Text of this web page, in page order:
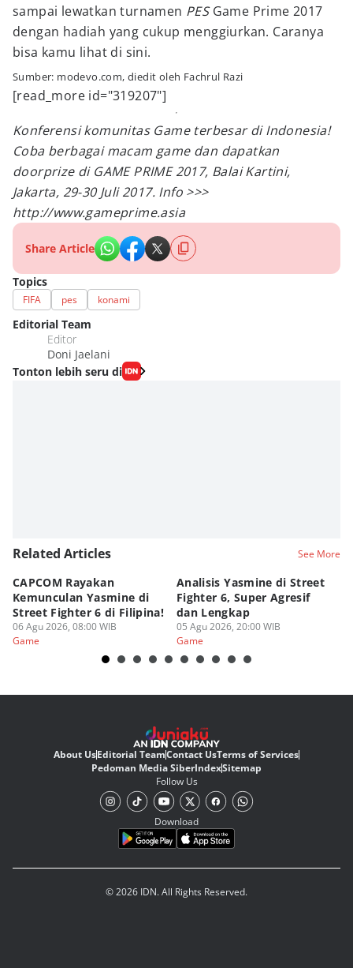
sampai lewatkan turnamen PESGame Prime 2017
dengan hadiah yang cukup menggiurkan. Caranya
bisa kamu lihat di sini.
Sumber: modevo.com, diedit oleh Fachrul Razi
[read_more id="319207"]
Konferensi komunitas Game terbesar di Indonesia!
Coba berbagai macam game dan dapatkan
doorprize di GAME PRIME 2017, Balai Kartini,
Jakarta, 29-30 Juli 2017. Info >>>
http://www.gameprime.asia
Share Article
Topics
FIFA pes konami
Editorial Team
Editor
Doni Jaelani
Tonton lebih seru di
Related Articles See More
CAPCOM Rayakan
Kemunculan Yasmine di
Street Fighter 6 di Filipina!
06 Agu 2026, 08:00 WIB
Game
Analisis Yasmine di Street
Fighter 6, Super Agresif
dan Lengkap
05 Agu 2026, 20:00 WIB
Game
About UsEditorial TeamContact UsTerms of Services
Pedoman Media SiberIndexSitemap
Follow Us
Download
© 2026 IDN. All Rights Reserved.